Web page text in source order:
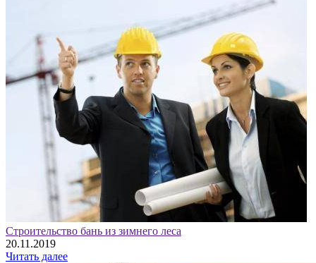
Строительство бань из зимнего леса
20.11.2019
Читать далее